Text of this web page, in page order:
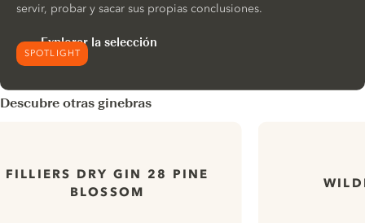
SPOTLIGHT
servir, probar y sacar sus propias conclusiones.
Explorar la selección
Descubre otras ginebras
FILLIERS DRY GIN 28 PINE
BLOSSOM